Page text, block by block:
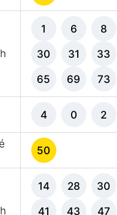
1 6 8
30 31 33
65 69 73
4 0 2
50
14 28 30
41 43 47